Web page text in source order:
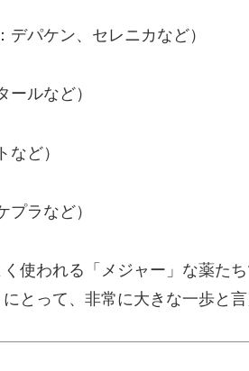
デパケン、セレニカなど）
ルなど）
ど）
プラなど）
使われる「メジャー」な薬た
とって、非常に大きな一歩と言